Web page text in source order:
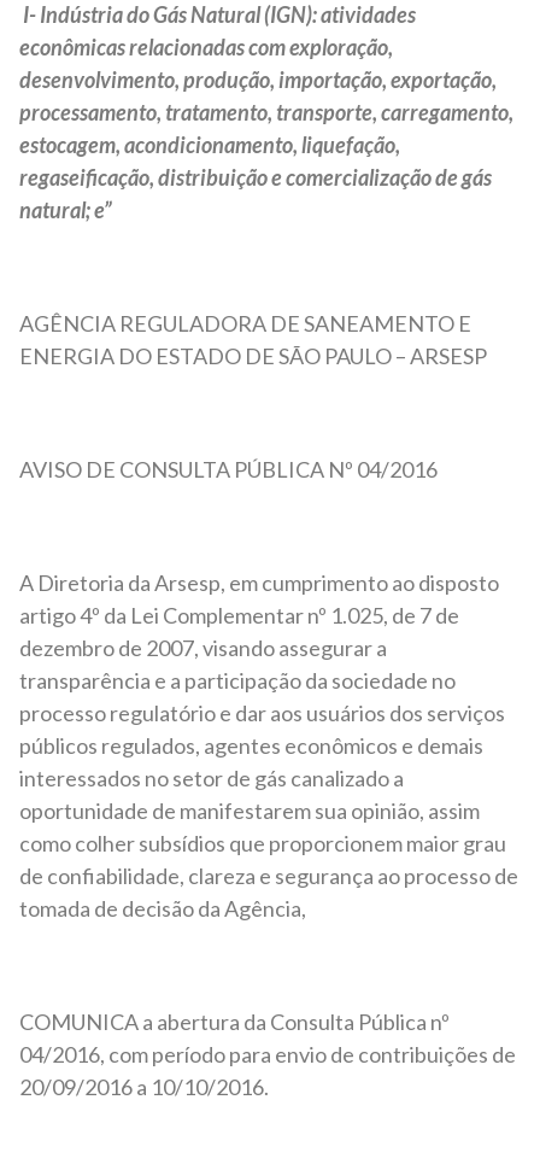
I- Indústria do Gás Natural (IGN): atividades
econômicas relacionadas com exploração,
desenvolvimento, produção, importação, exportação,
processamento, tratamento, transporte, carregamento,
estocagem, acondicionamento, liquefação,
regaseificação, distribuição e comercialização de gás
natural; e”
AGÊNCIA REGULADORA DE SANEAMENTO E
ENERGIA DO ESTADO DE SÃO PAULO – ARSESP
AVISO DE CONSULTA PÚBLICA Nº 04/2016
A Diretoria da Arsesp, em cumprimento ao disposto
artigo 4º da Lei Complementar nº 1.025, de 7 de
dezembro de 2007, visando assegurar a
transparência e a participação da sociedade no
processo regulatório e dar aos usuários dos serviços
públicos regulados, agentes econômicos e demais
interessados no setor de gás canalizado a
oportunidade de manifestarem sua opinião, assim
como colher subsídios que proporcionem maior grau
de confiabilidade, clareza e segurança ao processo de
tomada de decisão da Agência,
COMUNICA a abertura da Consulta Pública nº
04/2016, com período para envio de contribuições de
20/09/2016 a 10/10/2016.